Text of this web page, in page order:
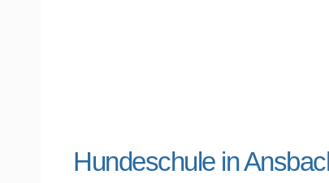
Hundeschule in